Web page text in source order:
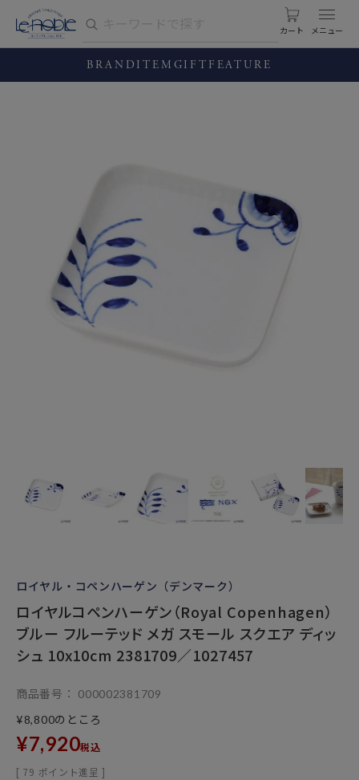
カート
BRANDITEM GIFT FEATURE
ロイヤル・コペンハーゲン（デンマーク）
ロイヤルコペンハーゲン（Royal Copenhagen）
ブルー フルーテッド メガ スモール スクエア ディッ
シュ 10x10cm 2381709／1027457
商品番号
000002381709
¥8,800のところ
¥7,920税込
[ 79 ポイント進呈 ]